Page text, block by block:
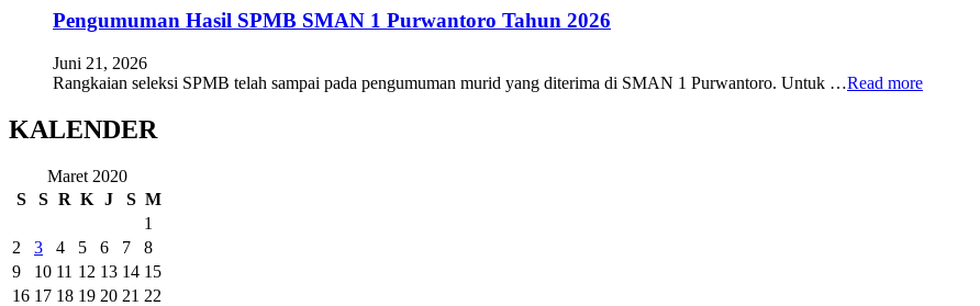
Pengumuman Hasil SPMB SMAN 1 Purwantoro Tahun 2026
Juni 21, 2026
Rangkaian seleksi SPMB telah sampai pada pengumuman murid yang diterima di SMAN 1 Purwantoro. Untuk …Read more
KALENDER
Maret 2020
S
S R K J S M
1
2
3 4 5 6 7
8
9
10 11 12 13 14 15
16 17 18 19 20 21 22